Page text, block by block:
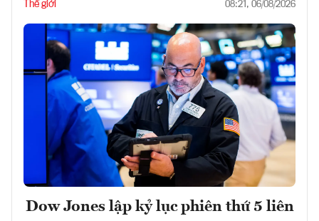
Thế giới 08:21, 06/08/2026
Dow Jones lập kỷ lục phiên thứ 5 liên